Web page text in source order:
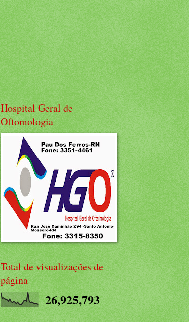
Hospital Geral de
Oftomologia
Total de visualizações de
página
26,925,793